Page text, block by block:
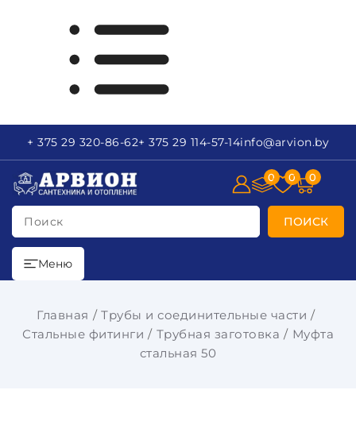
+ 375 29 320-86-62+ 375 29 114-57-14info@arvion.by
Поиск ПОИСК
0 0 0
Меню
Главная
Трубы и соединительные части
Стальные фитинги
Трубная заготовка
Муфта
стальная 50